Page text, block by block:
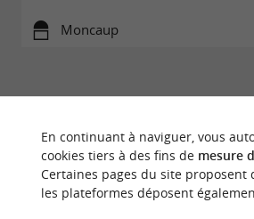
Moncaup
À DÉCOUVRIRAUX
En continuant à naviguer, vous
cookies tiers à des fins de mesure
Certaines pages du site proposent
les plateformes déposent